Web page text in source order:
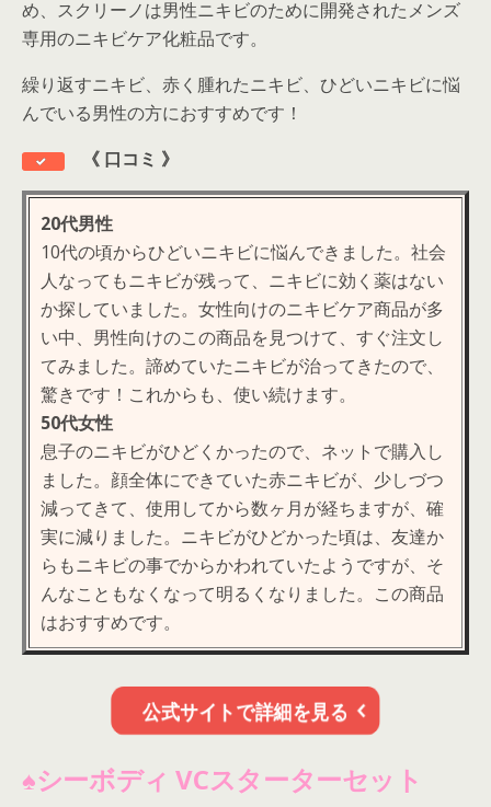
め、スクリーノは男性ニキビのために開発されたメンズ
専用のニキビケア化粧品です。
繰り返すニキビ、赤く腫れたニキビ、ひどいニキビに悩
んでいる男性の方におすすめです！
《 口コミ 》
20代男性
10代の頃からひどいニキビに悩んできました。社会
人なってもニキビが残って、ニキビに効く薬はない
か探していました。女性向けのニキビケア商品が多
い中、男性向けのこの商品を見つけて、すぐ注文し
てみました。諦めていたニキビが治ってきたので、
驚きです！これからも、使い続けます。
50代女性
息子のニキビがひどくかったので、ネットで購入し
ました。顔全体にできていた赤ニキビが、少しづつ
減ってきて、使用してから数ヶ月が経ちますが、確
実に減りました。ニキビがひどかった頃は、友達か
らもニキビの事でからかわれていたようですが、そ
んなこともなくなって明るくなりました。この商品
はおすすめです。
公式サイトで詳細を見る
♠シーボディ VCスターターセット